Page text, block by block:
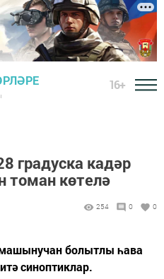
16+
градуска кадәр
көтелә
254 0 0
болытлы һава
синоптиклар.